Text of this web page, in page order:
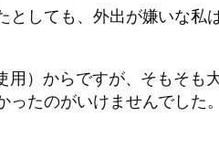
しても、外出が嫌いな私
）からですが、そもそも
たのがいけませんでした。